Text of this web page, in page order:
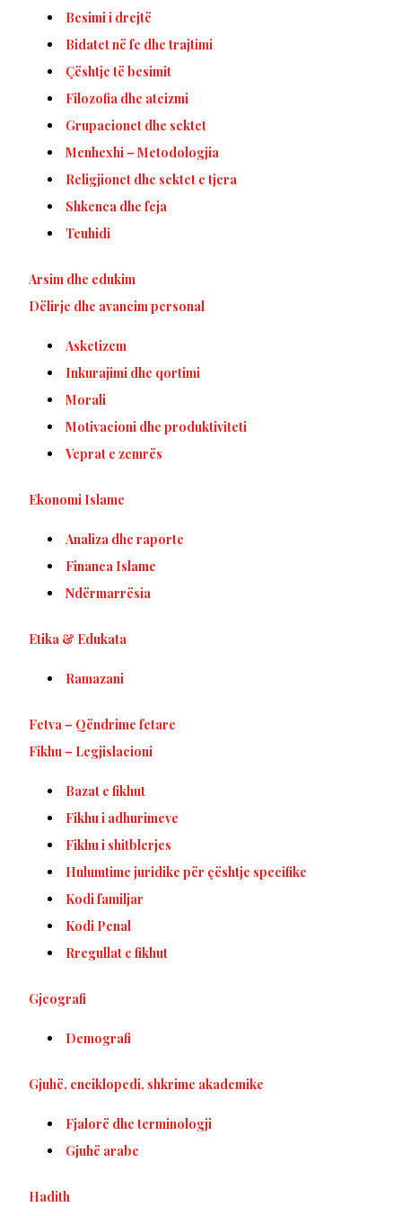
Besimi i drejtë
Bidatet në fe dhe trajtimi
Çështje të besimit
Filozofia dhe ateizmi
Grupacionet dhe sektet
Menhexhi – Metodologjia
Religjionet dhe sektet e tjera
Shkenca dhe feja
Teuhidi
Arsim dhe edukim
Dëlirje dhe avancim personal
Asketizem
Inkurajimi dhe qortimi
Morali
Motivacioni dhe produktiviteti
Veprat e zemrës
Ekonomi Islame
Analiza dhe raporte
Financa Islame
Ndërmarrësia
Etika & Edukata
Ramazani
Fetva – Qëndrime fetare
Fikhu – Legjislacioni
Bazat e fikhut
Fikhu i adhurimeve
Fikhu i shitblerjes
Hulumtime juridike për çështje specifike
Kodi familjar
Kodi Penal
Rregullat e fikhut
Gjeografi
Demografi
Gjuhë, enciklopedi, shkrime akademike
Fjalorë dhe terminologji
Gjuhë arabe
Hadith